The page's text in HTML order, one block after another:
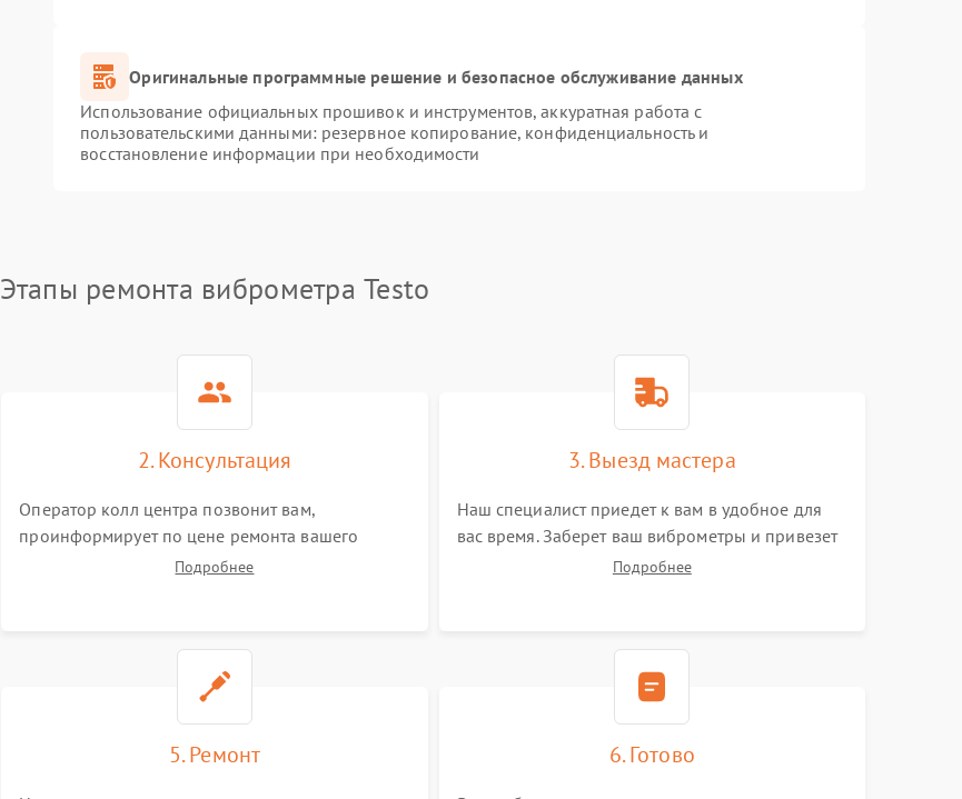
Оригинальные программные решение и безопасное обслуживание данных
Использование официальных прошивок и инструментов, аккуратная работа с
пользовательскими данными: резервное копирование, конфиденциальность и
восстановление информации при необходимости
Этапы ремонта виброметра Testo
2. Консультация
Оператор колл центра позвонит вам,
проинформирует по цене ремонта вашего
виброметра а также ответит на все ваши
Подробнее
3. Выезд мастера
Наш специалист приедет к вам в удобное для
вас время. Заберет ваш виброметры и привезет
на склад для диагностики.
Подробнее
5. Ремонт 6. Готово